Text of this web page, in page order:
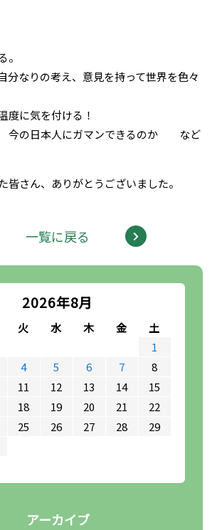
2026年8月
火 水 木 金
土
1
4 5 6 7
8
11 12 13 14
15
18 19 20 21
22
25 26 27 28
29
アーカイブ
。
分なりの考え、意見を持って世界を色々
度に気を付ける！
今の日本人にガマンできるのか など
皆さん、ありがとうございました。
一覧に戻る